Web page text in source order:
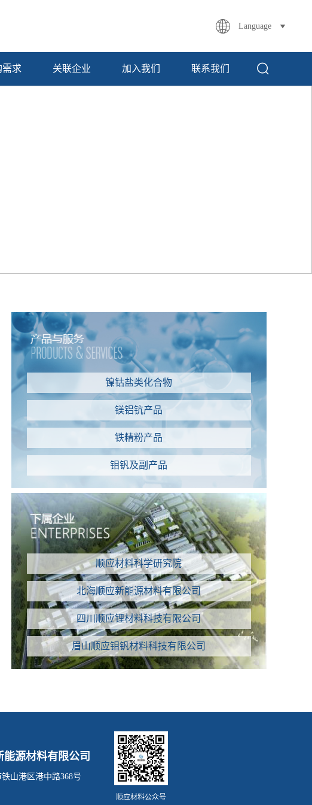
Language
需求 关联企业 加入我们 联系我们
镍钴盐类化合物
镁铝钪产品
铁精粉产品
钼钒及副产品
顺应材料科学研究院
北海顺应新能源材料有限公司
四川顺应锂材料科技有限公司
眉山顺应钼钒材料科技有限公司
能源材料有限公司
山港区港中路368号
顺应材料公众号